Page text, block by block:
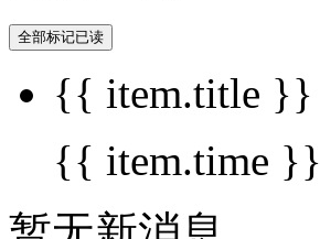
全部标记已读
{{ item.title }}
{{ item.time }}